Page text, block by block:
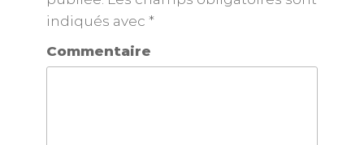
indiqués avec *
Commentaire